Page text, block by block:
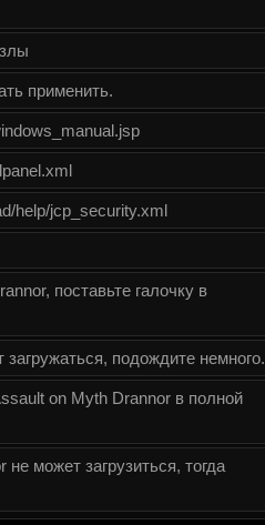
применить.
help/jcp_security.xml
поставьте галочку в
подождите немного.
on Myth Drannor в полной
может загрузиться, тогда